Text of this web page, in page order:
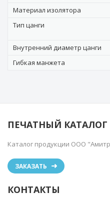
Материал изолятора
Тип цанги
Внутренний диаметр цанги
Гибкая манжета
ПЕЧАТНЫЙ КАТАЛОГ
Каталог продукции ООО
ЗАКАЗАТЬ
КОНТАКТЫ